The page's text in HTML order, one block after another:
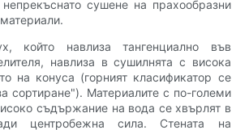
сушене на прахообразни
който навлиза тангенциално във
навлиза в сушилнята с висока
на конуса (горният класификатор се
сортиране"). Материалите с по-големи
съдържание на вода се хвърлят в
центробежна сила. Стената на